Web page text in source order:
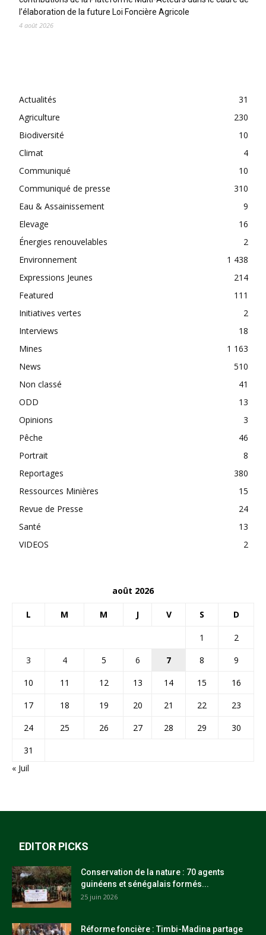
l’élaboration de la future Loi Foncière Agricole
4 août 2026
Actualités
31
Agriculture
230
Biodiversité
10
Climat
4
Communiqué
10
Communiqué de presse
310
Eau & Assainissement
9
Elevage
16
Énergies renouvelables
2
Environnement
1 438
Expressions Jeunes
214
Featured
111
Initiatives vertes
2
Interviews
18
Mines
1 163
News
510
Non classé
41
ODD
13
Opinions
3
Pêche
46
Portrait
8
Reportages
380
Ressources Minières
15
Revue de Presse
24
Santé
13
VIDEOS
2
août 2026
L M M J V S D
1
2
3
4 5 6 7 8
9
10
11 12 13 14 15
16
17
18 19 20 21 22
23
24
25 26 27 28 29
30
31
« Juil
EDITOR PICKS
Conservation de la nature : 70 agents
guinéens et sénégalais formés...
25 juin 2026
Réforme foncière : Timbi-Madina partage